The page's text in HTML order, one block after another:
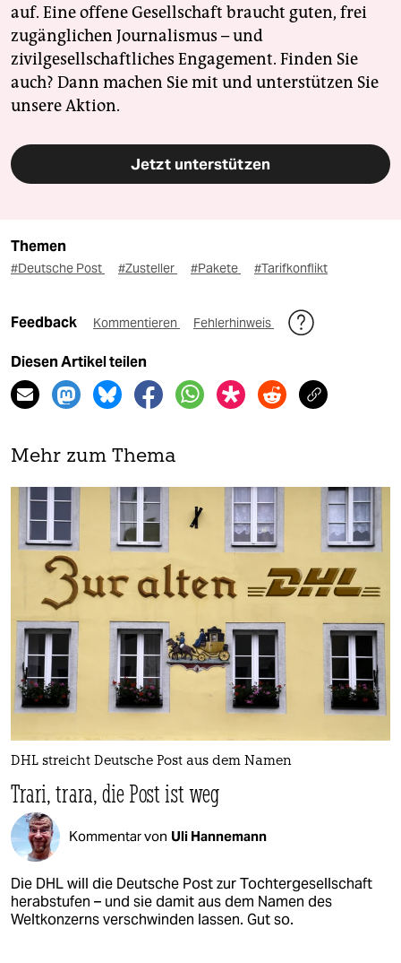
auf. Eine offene Gesellschaft braucht guten, frei
zugänglichen Journalismus – und
zivilgesellschaftliches Engagement. Finden Sie
auch? Dann machen Sie mit und unterstützen Sie
unsere Aktion.
Jetzt unterstützen
Themen
#Deutsche Post #Zusteller #Pakete #Tarifkonflikt
Feedback Kommentieren Fehlerhinweis
Diesen Artikel teilen
Mehr zum Thema
DHL streicht Deutsche Post aus dem Namen
Trari, trara, die Post ist weg
Kommentar von Uli Hannemann
Die DHL will die Deutsche Post zur Tochtergesellschaft
herabstufen – und sie damit aus dem Namen des
Weltkonzerns verschwinden lassen. Gut so.